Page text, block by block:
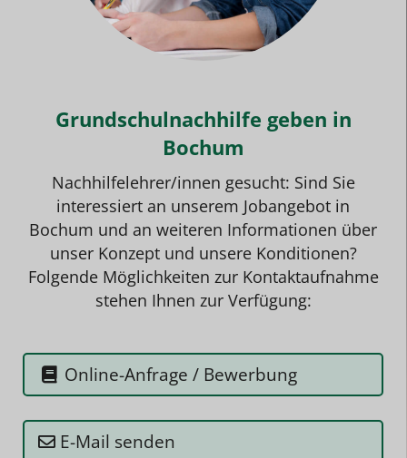
Grundschulnachhilfe geben in
Bochum
Nachhilfelehrer/innen gesucht: Sind Sie
interessiert an unserem Jobangebot in
Bochum und an weiteren Informationen über
unser Konzept und unsere Konditionen?
Folgende Möglichkeiten zur Kontaktaufnahme
stehen Ihnen zur Verfügung:
Online-Anfrage / Bewerbung
E-Mail senden